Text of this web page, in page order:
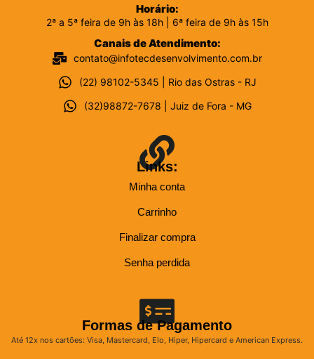
Horário:
2ª a 5ª feira de 9h às 18h | 6ª feira de 9h às 15h
Canais de Atendimento:
contato@infotecdesenvolvimento.com.br
(22) 98102-5345 | Rio das Ostras - RJ
(32)98872-7678 | Juiz de Fora - MG
Links:
Minha conta
Carrinho
Finalizar compra
Senha perdida
Formas de Pagamento
Até 12x nos cartões: Visa, Mastercard, Elo, Hiper, Hipercard e American Express.